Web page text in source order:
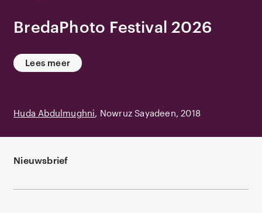
BredaPhoto Festival 2026
Lees meer
Huda Abdulmughni Nowruz Sayadeen 2018
Nieuwsbrief